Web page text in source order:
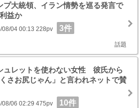
プ大統領、イラン情勢を巡る発言で
益か
08/04 00:13 228pv 3件
話題
ュレットを使わない女性 彼氏から
くさお尻じゃん」と言われネットで賛
08/06 02:29 475pv 10件